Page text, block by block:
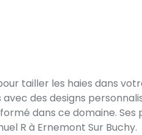
tailler les haies dans
des designs
dans ce domaine.
R à Ernemont Sur Buchy.